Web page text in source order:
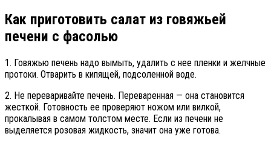
Как приготовить салат из говяжьей
печени с фасолью
1. Говяжью печень надо вымыть, удалить с нее пленки и желчные
протоки. Отварить в кипящей, подсоленной воде.
2. Не переваривайте печень. Переваренная — она становится
жесткой. Готовность ее проверяют ножом или вилкой,
прокалывая в самом толстом месте. Если из печени не
выделяется розовая жидкость, значит она уже готова.